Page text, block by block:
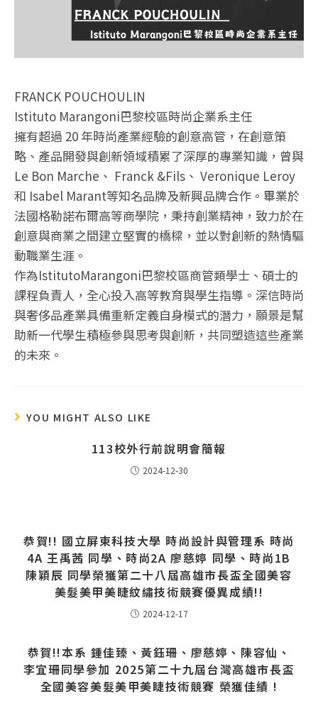
FRANCK POUCHOULIN
Istituto Marangoni巴黎校區時尚企業系主任
擁有超過 20 年時尚產業經驗的創意高管，在創意策
略、產品開發與創新領域積累了深厚的專業知識，曾與
Le Bon Marche、 Franck &Fils、 Veronique Leroy
和 Isabel Marant等知名品牌及新興品牌合作。畢業於
法國格勒諾布爾高等商學院，秉持創業精神，致力於在
創意與商業之間建立堅實的橋樑，並以對創新的熱情驅
動職業生涯。
作為IstitutoMarangoni巴黎校區商管類學士、碩士的
課程負責人，全心投入高等教育與學生指導。深信時尚
與奢侈品產業具備重新定義自身模式的潛力，願景是幫
助新一代學生積極參與思考與創新，共同塑造這些產業
的未來。
YOU MIGHT ALSO LIKE
113校外行前說明會簡報
2024-12-30
恭賀!! 國立屏東科技大學 時尚設計與管理系 時尚
4A 王禹茜 同學、時尚2A 廖慈婷 同學、時尚1B
陳穎辰 同學榮獲第二十八屆高雄市長盃全國美容
美髮美甲美睫紋繡技術競賽優異成績!!
2024-12-17
恭賀!!本系 鍾佳臻、黃鈺珊、廖慈婷、陳容仙、
李宜珊同學參加 2025第二十九屆台灣高雄市長盃
全國美容美髮美甲美睫技術競賽 榮獲佳績 !